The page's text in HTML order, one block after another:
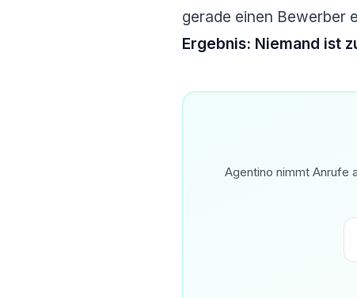
gerade einen Bewerber
Ergebnis: Niemand ist
Agentino nimmt Anrufe